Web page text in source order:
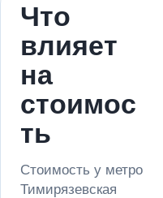
Что
влияет
на
стоимос
ть
Стоимость у метро
Тимирязевская